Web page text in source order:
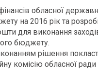
обласної
на 2016 рік та
для виконання
бюджету.
рішення
комісію обласної